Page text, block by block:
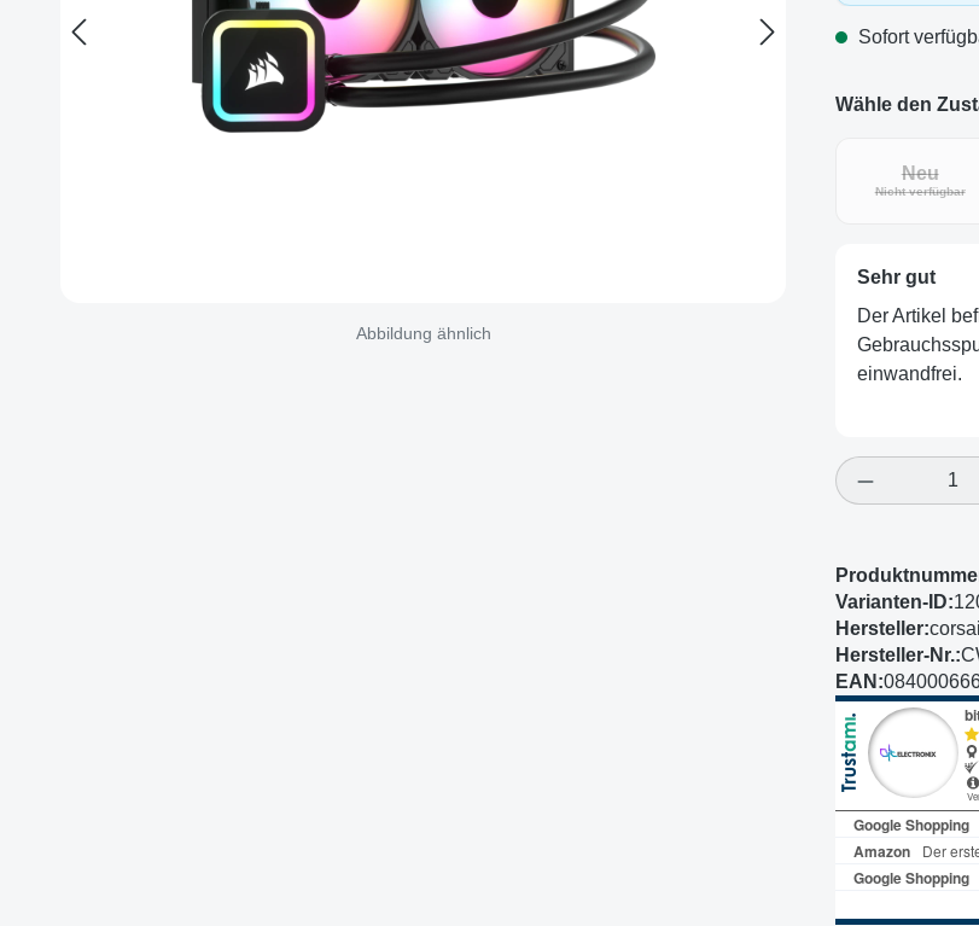
Abbildung ähnlich
Sofort
Wähle den
Neu
Nicht verfügbar
(Diese
Sehr gut
Der Artikel
einwandfrei.
Produkt
Varianten-ID:
Hersteller:
Hersteller-Nr.:
EAN: